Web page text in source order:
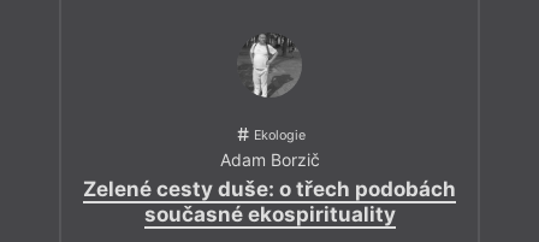
Ekologie
Adam Borzič
Zelené cesty duše: o třech podobách
současné ekospirituality